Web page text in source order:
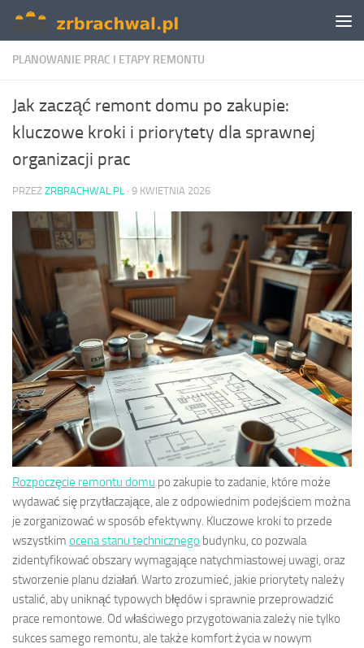
Skip to content
PLANOWANIE PRAC I ETAPY REMONTU
Jak zacząć remont domu po zakupie:
kluczowe kroki i priorytety dla sprawnej
organizacji prac
PRZEZ ZRBRACHWAL.PL · 9 KWIETNIA 2026
Rozpoczęcie remontu domu po zakupie to zadanie, które może
wydawać się przytłaczające, ale z odpowiednim podejściem można
je zorganizować w sposób efektywny. Kluczowe kroki to przede
wszystkim ocena stanu technicznego budynku, co pozwala
zidentyfikować obszary wymagające natychmiastowej uwagi, oraz
stworzenie planu działań. Warto zrozumieć, jakie priorytety należy
ustalić, aby uniknąć typowych błędów i sprawnie przeprowadzić
prace remontowe. Od właściwego przygotowania zależy nie tylko
sukces samego remontu, ale także komfort życia w nowym